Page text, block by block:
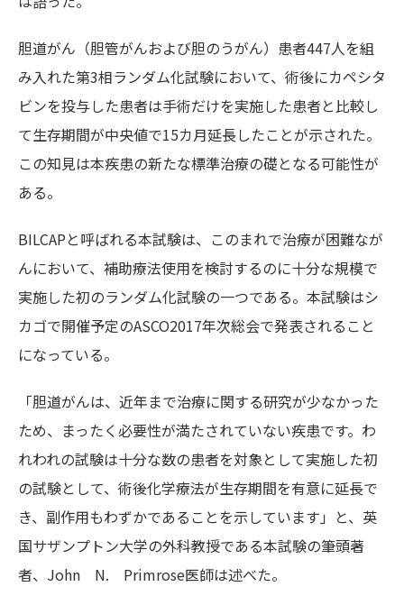
胆道がん（胆管がんおよび胆のうがん）患者447人を組
み入れた第3相ランダム化試験において、術後にカペシタ
ビンを投与した患者は手術だけを実施した患者と比較し
て生存期間が中央値で15カ月延長したことが示された。
この知見は本疾患の新たな標準治療の礎となる可能性が
ある。
BILCAPと呼ばれる本試験は、このまれで治療が困難なが
んにおいて、補助療法使用を検討するのに十分な規模で
実施した初のランダム化試験の一つである。本試験はシ
カゴで開催予定のASCO2017年次総会で発表されること
になっている。
「胆道がんは、近年まで治療に関する研究が少なかった
ため、まったく必要性が満たされていない疾患です。わ
れわれの試験は十分な数の患者を対象として実施した初
の試験として、術後化学療法が生存期間を有意に延長で
き、副作用もわずかであることを示しています」と、英
国サザンプトン大学の外科教授である本試験の筆頭著
者、John N. Primrose医師は述べた。